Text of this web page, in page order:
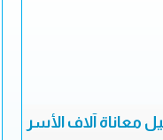
معاناة آلاف الأسر